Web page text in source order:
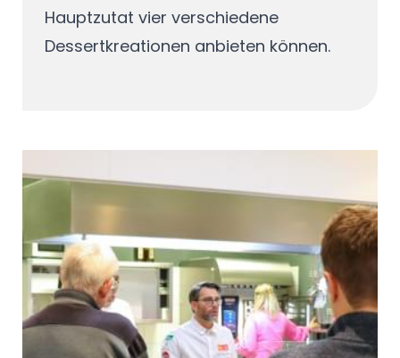
Hauptzutat vier verschiedene
Dessertkreationen anbieten können.